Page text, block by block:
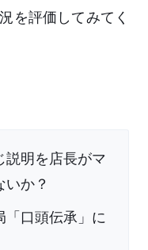
を評価してみてく
説明を店長がマ
か？
「口頭伝承」に